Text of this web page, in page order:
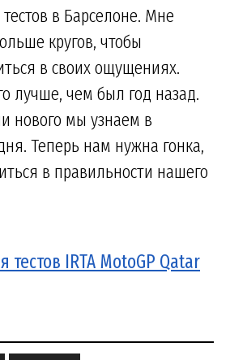
в Барселоне. Мне
кругов, чтобы
в своих ощущениях.
лучше, чем был год назад.
нового мы узнаем в
Теперь нам нужна гонка,
в правильности нашего
тестов IRTA MotoGP Qatar